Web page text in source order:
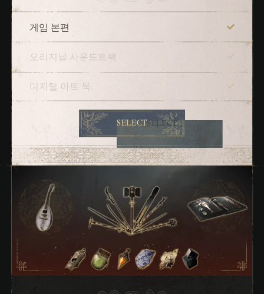
게임 본편
오리지널 사운드트랙
디지털 아트 북
SELECT SELECT